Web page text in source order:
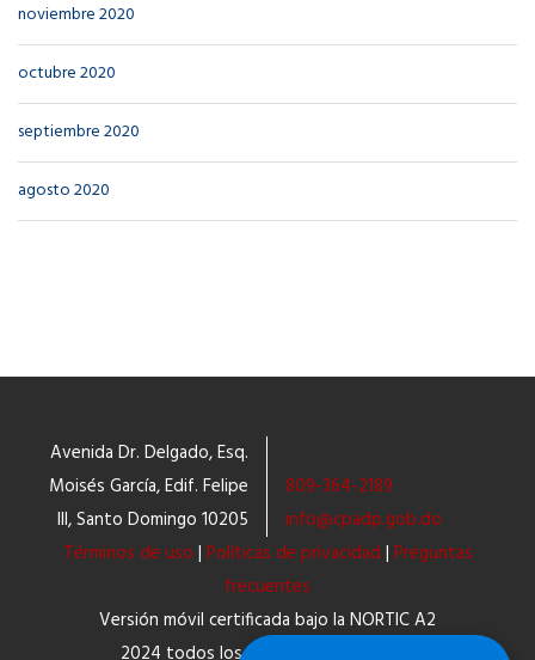
noviembre 2020
octubre 2020
septiembre 2020
agosto 2020
Avenida Dr. Delgado, Esq.
Moisés García, Edif. Felipe
III, Santo Domingo 10205
809-364-2189
info@cpadp.gob.do
Términos de uso | Políticas de privacidad | Preguntas
frecuentes
Versión móvil certificada bajo la NORTIC A2